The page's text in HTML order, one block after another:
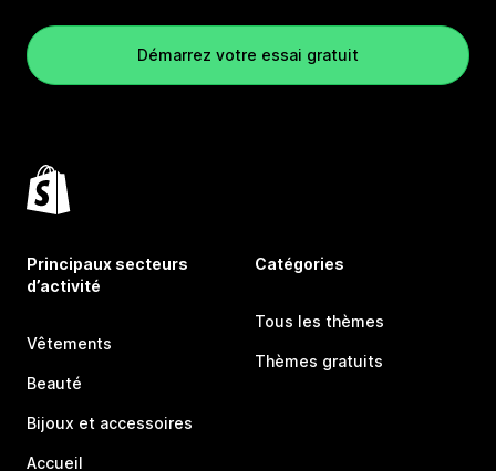
Démarrez votre essai gratuit
Principaux secteurs
d’activité
Vêtements
Beauté
Bijoux et accessoires
Accueil
Catégories
Tous les thèmes
Thèmes gratuits